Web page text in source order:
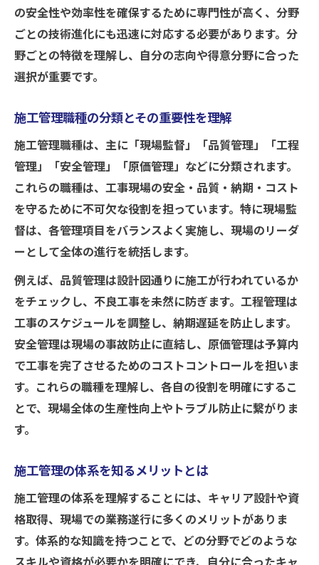
施工管理会社での昇進に求められる要素
施工管理のキャリア形成に重要な選び方ガイド
施工管理キャリアの選び方と成功への道筋
施工管理の有名企業で目指すキャリアアッ
施工管理会社選びで重視すべきポイント
ホワイトな施工管理会社を見極める方法
施工管理の職種・分類で自分に合う分野探
し
の安全性や効率性を確保するために専門性が高く、分野
ごとの技術進化にも迅速に対応する必要があります。分
野ごとの特徴を理解し、自分の志向や得意分野に合った
選択が重要です。
施工管理職種の分類とその重要性を理解
施工管理職種は、主に「現場監督」「品質管理」「工程
管理」「安全管理」「原価管理」などに分類されます。
これらの職種は、工事現場の安全・品質・納期・コスト
を守るために不可欠な役割を担っています。特に現場監
督は、各管理項目をバランスよく実施し、現場のリーダ
ーとして全体の進行を統括します。
例えば、品質管理は設計図通りに施工が行われているか
をチェックし、不良工事を未然に防ぎます。工程管理は
工事のスケジュールを調整し、納期遅延を防止します。
安全管理は現場の事故防止に直結し、原価管理は予算内
で工事を完了させるためのコストコントロールを担いま
す。これらの職種を理解し、各自の役割を明確にするこ
とで、現場全体の生産性向上やトラブル防止に繋がりま
す。
施工管理の体系を知るメリットとは
施工管理の体系を理解することには、キャリア設計や資
格取得、現場での業務遂行に多くのメリットがありま
す。体系的な知識を持つことで、どの分野でどのような
スキルや資格が必要かを明確にでき、自分に合ったキャ